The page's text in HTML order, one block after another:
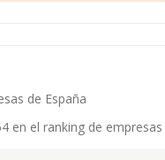
de España
en el ranking de